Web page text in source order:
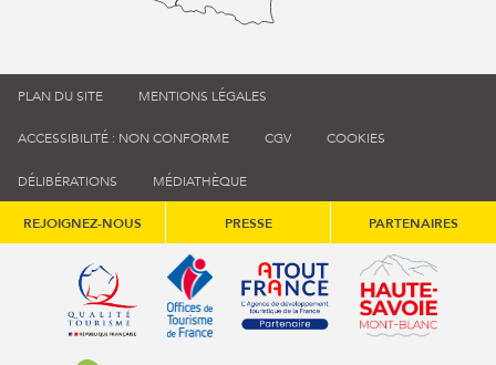
PLAN DU SITE MENTIONS LÉGALES
ACCESSIBILITÉ : NON CONFORME CGV COOKIES
DÉLIBÉRATIONS MÉDIATHÈQUE
REJOIGNEZ-NOUS PRESSE PARTENAIRES
Qualité tourisme (s'ouvre dans une nouvelle fenêtre)
Office de tourisme de France (s'ouvre
Atout France (s'ouvre dans